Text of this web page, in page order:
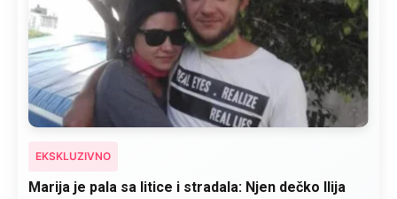
EKSKLUZIVNO
Kad se Marin suprug razbolio ona ga kupala,